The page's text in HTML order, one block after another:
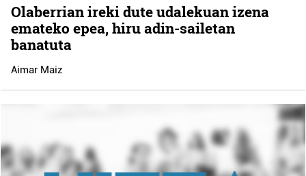
Olaberrian ireki dute udalekuan izena
emateko epea, hiru adin-sailetan
banatuta
Aimar Maiz